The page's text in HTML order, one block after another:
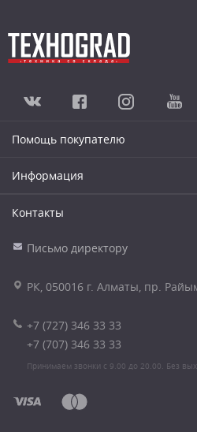
Помощь покупателю
Информация
Контакты
Письмо директору
РК, 050016 г. Алматы, пр.
+7 (727) 346 33 33
+7 (707) 346 33 33
Принимаем звонки с 9.00 до 20.00. Без